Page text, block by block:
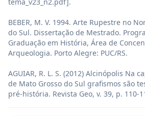
BEBER, M. V. 1994. Arte Rupestre no
do Sul. Dissertação de Mestrado.
Graduação em História, Área de
Arqueologia. Porto Alegre: PUC/RS.
AGUIAR, R. L. S. (2012) Alcinópolis Na
de Mato Grosso do Sul grafismos são
pré-história. Revista Geo, v. 39, p. 110-